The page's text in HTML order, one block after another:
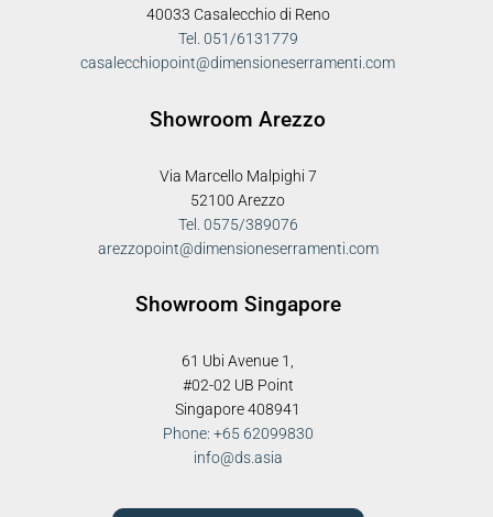
40033 Casalecchio di Reno
Tel. 051/6131779
casalecchiopoint@dimensioneserramenti.com
Showroom Arezzo
Via Marcello Malpighi 7
52100 Arezzo
Tel. 0575/389076
arezzopoint@dimensioneserramenti.com
Showroom Singapore
61 Ubi Avenue 1,
#02-02 UB Point
Singapore 408941
Phone: +65 62099830
info@ds.asia